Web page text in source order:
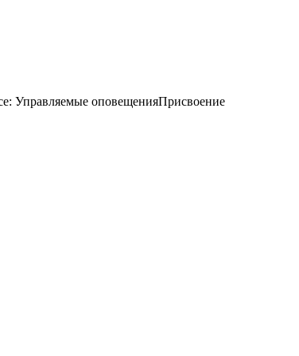
Управляемые оповещенияПрисвоение